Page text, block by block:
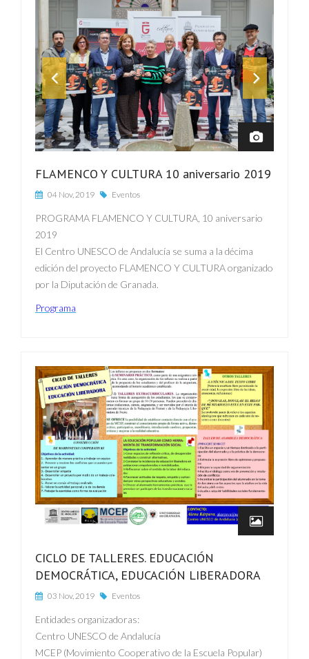
FLAMENCO Y CULTURA 10 aniversario 2019
04 Nov, 2019 Eventos
PROGRAMA FLAMENCO Y CULTURA, 10 aniversario
2019
El Centro UNESCO de Andalucía se suma a la décima
edición del proyecto FLAMENCO Y CULTURA organizado
por la Diputación de Granada.
Programa
CICLO DE TALLERES. EDUCACIÓN
DEMOCRÁTICA, EDUCACIÓN LIBERADORA
03 Nov, 2019 Eventos
Entidades organizadoras:
Centro UNESCO de Andalucía
MCEP (Movimiento Cooperativo de la Escuela Popular)